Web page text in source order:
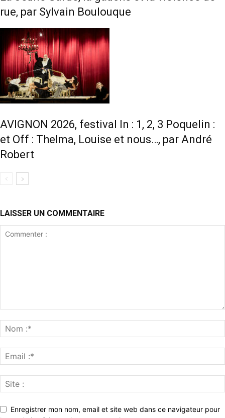
rue, par Sylvain Boulouque
AVIGNON 2026, festival In : 1, 2, 3 Poquelin :
et Off : Thelma, Louise et nous…, par André
Robert
LAISSER UN COMMENTAIRE
Enregistrer mon nom, email et site web dans ce navigateur pour